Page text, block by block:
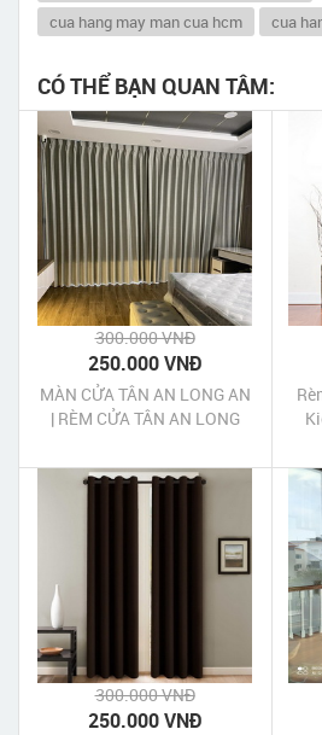
cua hang may man cua hcm
cua
CÓ THỂ BẠN QUAN TÂM:
300.000 VNĐ
250.000 VNĐ
MÀN CỬA TÂN AN LONG AN
| RÈM CỬA TÂN AN LONG
300.000 VNĐ
250.000 VNĐ